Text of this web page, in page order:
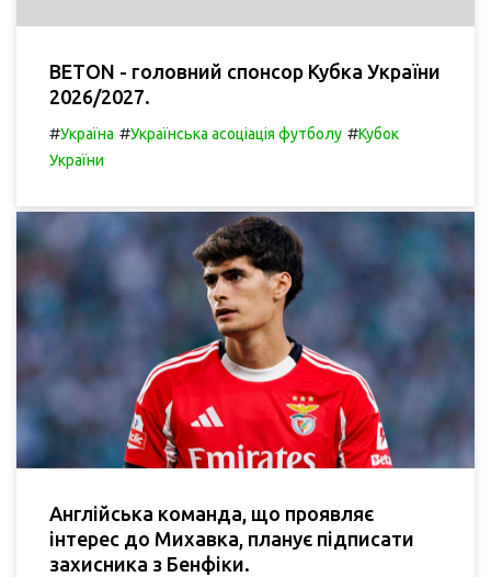
BETON - головний спонсор Кубка України
2026/2027.
#Україна #Українська асоціація футболу #Кубок
України
Англійська команда, що проявляє
інтерес до Михавка, планує підписати
захисника з Бенфіки.